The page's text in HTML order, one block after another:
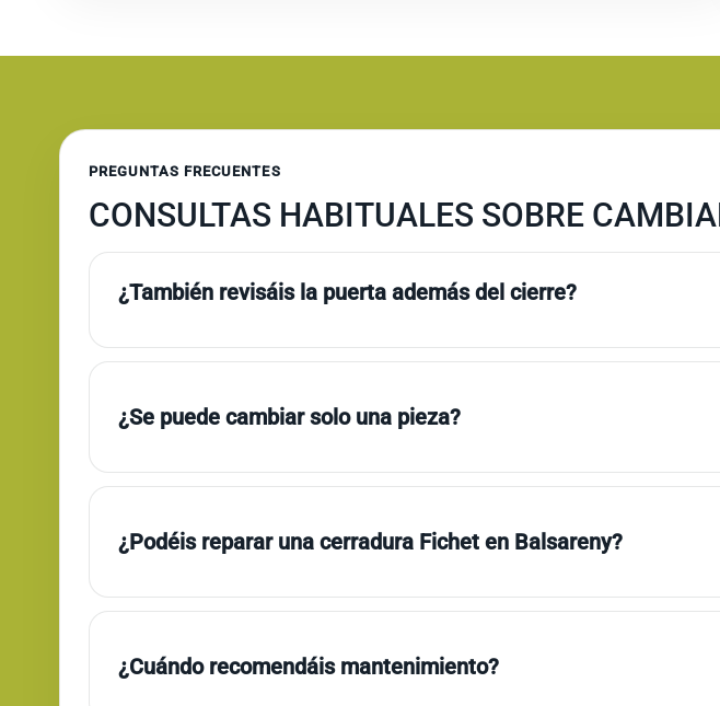
PREGUNTAS FRECUENTES
CONSULTAS HABITUALES SOBRE
¿También revisáis la puerta además del cierre?
¿Se puede cambiar solo una pieza?
¿Podéis reparar una cerradura Fichet en Balsareny?
¿Cuándo recomendáis mantenimiento?